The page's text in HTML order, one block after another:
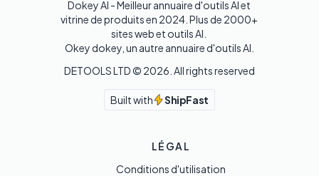
Dokey AI - Meilleur annuaire d'outils AI et
vitrine de produits en 2024. Plus de 2000+
sites web et outils AI.
Okey dokey, un autre annuaire d'outils AI.
DETOOLS LTD © 2026 . All rights reserved
Built with ShipFast
LÉGAL
Conditions d'utilisation